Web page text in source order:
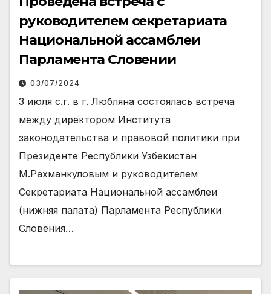
руководителем секретариата
Национальной ассамблеи
Парламента Словении
03/07/2024
3 июля с.г. в г. Любляна состоялась встреча
между директором Института
законодательства и правовой политики при
Президенте Республики Узбекистан
М.Рахманкуловым и руководителем
Секретариата Национальной ассамблеи
(нижняя палата) Парламента Республики
Словения…